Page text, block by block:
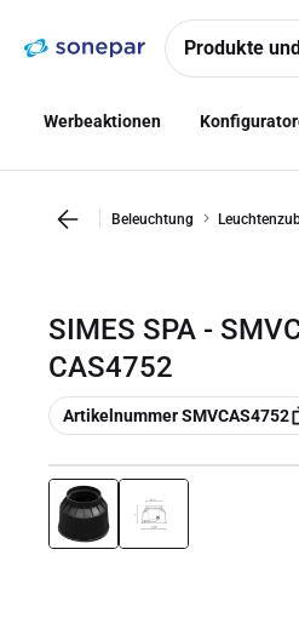
NavigationInhalt
Produkte
Werbeaktionen
Beleuchtung
SIMES SPA -
CAS4752
Kopieren
Artikelnummer SMVCAS4752